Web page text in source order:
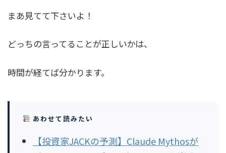
まあ見てて下さいよ！
どっちの言ってることが正しいかは、
時間が経てば分かります。
あわせて読みたい
【投資家JACKの予測】Claude Mythosが